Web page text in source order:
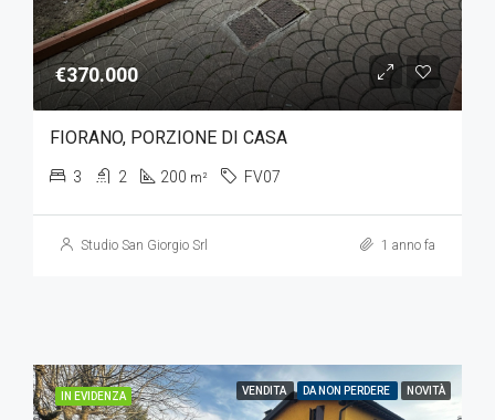
€370.000
FIORANO, PORZIONE DI CASA
3 2 200 m² FV07
Studio San Giorgio Srl 1 anno fa
IN EVIDENZA VENDITA DA NON PERDERE NOVITÀ